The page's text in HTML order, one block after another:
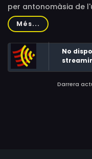
per antonomàsia de
diferents històries
durada, i gairebé
dos creadors, o
sempre en un espai
l'habitació o el pis
casa o un pis... Els
Més...
No
Darrera